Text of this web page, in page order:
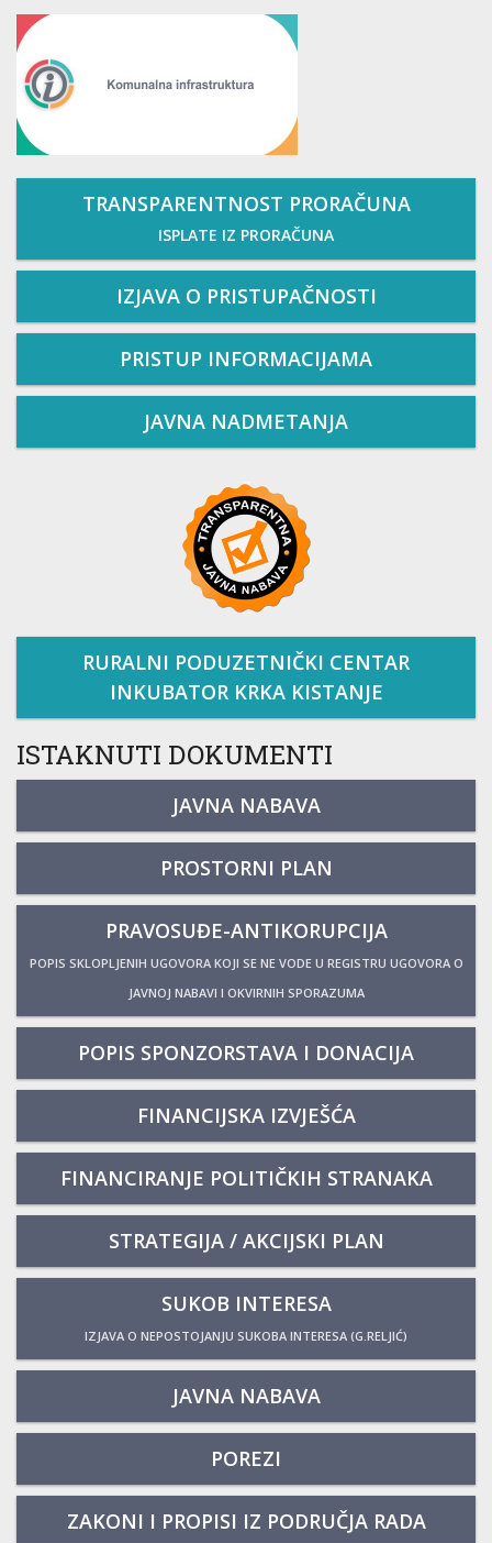
TRANSPARENTNOST PRORAČUNA
ISPLATE IZ PRORAČUNA
IZJAVA O PRISTUPAČNOSTI
PRISTUP INFORMACIJAMA
JAVNA NADMETANJA
RURALNI PODUZETNIČKI CENTAR
INKUBATOR KRKA KISTANJE
ISTAKNUTI DOKUMENTI
JAVNA NABAVA
PROSTORNI PLAN
PRAVOSUĐE-ANTIKORUPCIJA
POPIS SKLOPLJENIH UGOVORA KOJI SE NE VODE U REGISTRU UGOVORA O
JAVNOJ NABAVI I OKVIRNIH SPORAZUMA
POPIS SPONZORSTAVA I DONACIJA
FINANCIJSKA IZVJEŠĆA
FINANCIRANJE POLITIČKIH STRANAKA
STRATEGIJA / AKCIJSKI PLAN
SUKOB INTERESA
IZJAVA O NEPOSTOJANJU SUKOBA INTERESA (G.RELJIĆ)
JAVNA NABAVA
POREZI
ZAKONI I PROPISI IZ PODRUČJA RADA